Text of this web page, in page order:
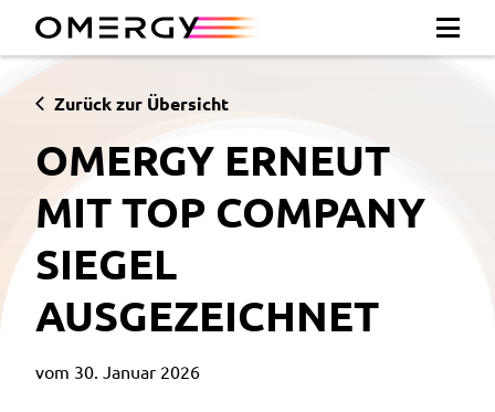
Zurück zur Übersicht
OMERGY ERNEUT
MIT TOP COMPANY
SIEGEL
AUSGEZEICHNET
vom 30. Januar 2026